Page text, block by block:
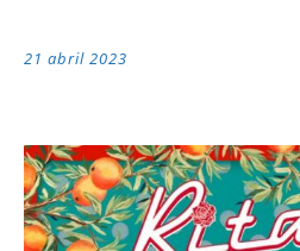
21 abril 2023